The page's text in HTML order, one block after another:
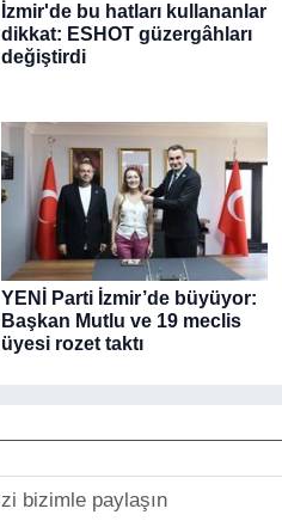
İzmir'de bu hatları kullananlar
dikkat: ESHOT güzergâhları
değiştirdi
YENİ Parti İzmir’de büyüyor:
Başkan Mutlu ve 19 meclis
üyesi rozet taktı